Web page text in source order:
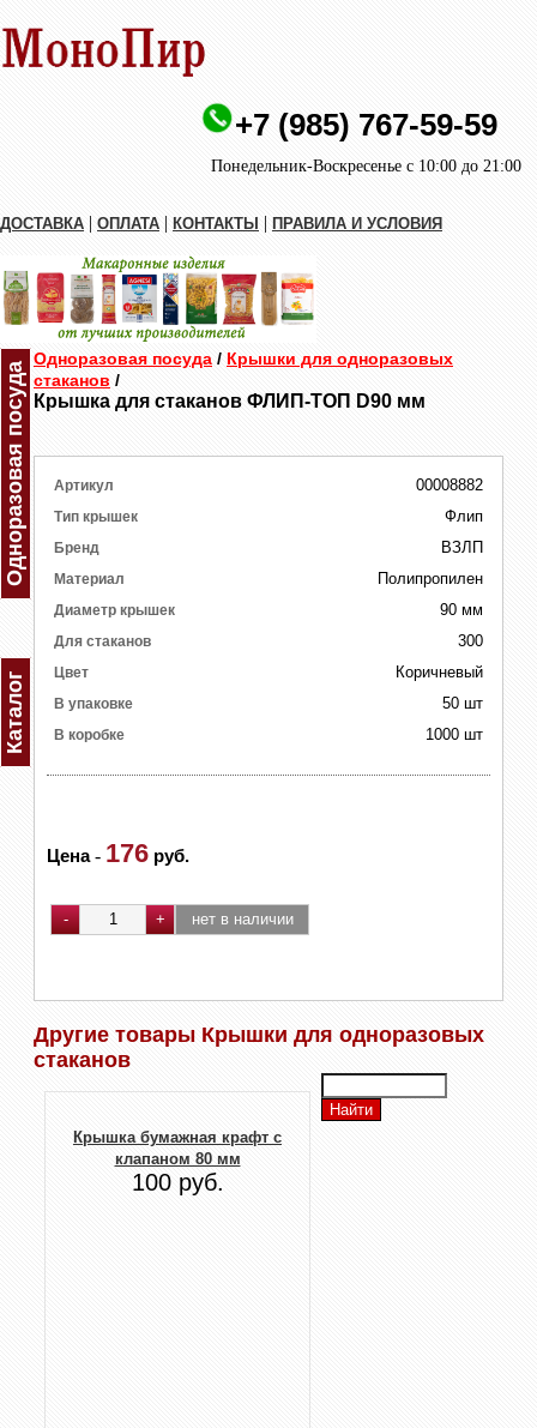
+7 (985) 767-59-59
Понедельник-Воскресенье с 10:00 до 21:00
ДОСТАВКА | ОПЛАТА | КОНТАКТЫ | ПРАВИЛА И УСЛОВИЯ
Одноразовая посуда
Каталог
Одноразовая посуда / Крышки для одноразовых
стаканов /
Крышка для стаканов ФЛИП-ТОП D90 мм
Артикул 00008882
Тип крышек Флип
Бренд ВЗЛП
Материал Полипропилен
Диаметр крышек 90 мм
Для стаканов 300
Цвет Коричневый
В упаковке 50 шт
В коробке 1000 шт
Цена- 176 руб.
Другие товары Крышки для одноразовых
стаканов
Крышка бумажная крафт с
клапаном 80 мм
100 руб.